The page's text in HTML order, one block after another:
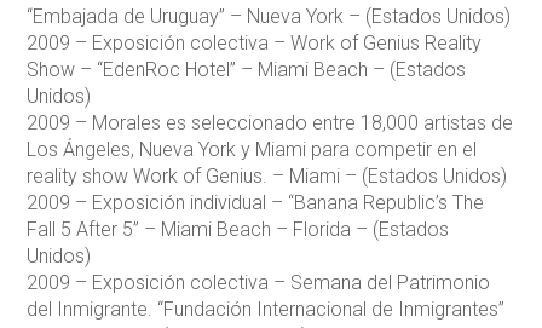
“Embajada de Uruguay” – Nueva York – (Estados Unidos)
2009 – Exposición colectiva – Work of Genius Reality
Show – “EdenRoc Hotel” – Miami Beach – (Estados
Unidos)
2009 – Morales es seleccionado entre 18,000 artistas de
Los Ángeles, Nueva York y Miami para competir en el
reality show Work of Genius. – Miami – (Estados Unidos)
2009 – Exposición individual – “Banana Republic’s The
Fall 5 After 5” – Miami Beach – Florida – (Estados
Unidos)
2009 – Exposición colectiva – Semana del Patrimonio
del Inmigrante. “Fundación Internacional de Inmigrantes”